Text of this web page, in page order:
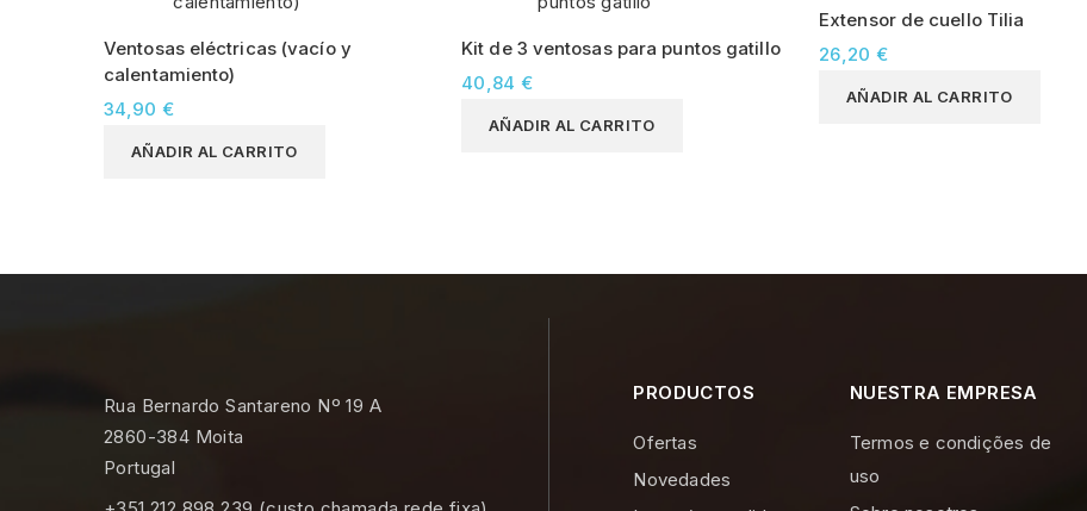
Ventosas eléctricas (vacío y
calentamiento)
34,90 €
AÑADIR AL CARRITO
Kit de 3 ventosas para puntos gatillo
40,84 €
AÑADIR AL CARRITO
Extensor de cuello Tilia
26,20 €
AÑADIR AL CARRITO
Rua Bernardo Santareno Nº 19 A
2860-384 Moita
Portugal
PRODUCTOS
Ofertas
Novedades
NUESTRA EMPRESA
Termos e condições de
uso